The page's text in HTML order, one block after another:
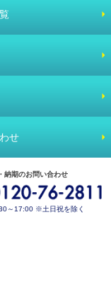
せ
納期のお問い合わせ
～17:00 ※土日祝を除く